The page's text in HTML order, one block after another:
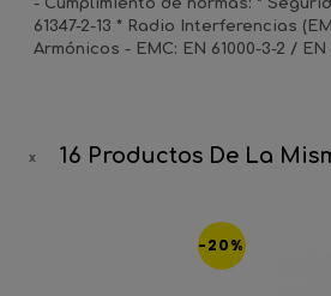
- Cumplimiento de normas: *
61347-2-13 * Radio Interferencias
Armónicos - EMC: EN 61000-3-2 / EN
16 Productos De La
-20%